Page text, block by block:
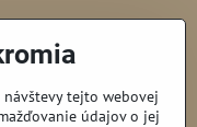
I,
návštevy tejto webovej
údajov o jej